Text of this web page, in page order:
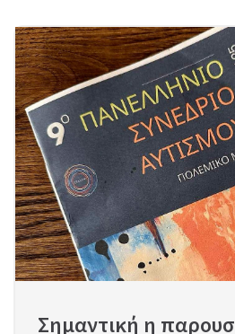
Σημαντική η